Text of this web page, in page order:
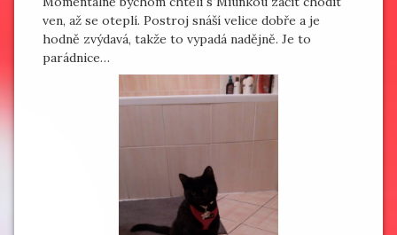
ven, až se oteplí. Postroj snáší velice dobře a je
hodně zvýdavá, takže to vypadá nadějně. Je to
parádnice…